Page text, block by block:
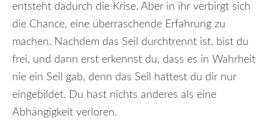
entsteht dadurch die Krise. Aber in ihr verbirgt sich
die Chance, eine überraschende Erfahrung zu
machen. Nachdem das Seil durchtrennt ist, bist du
frei, und dann erst erkennst du, dass es in Wahrheit
nie ein Seil gab, denn das Seil hattest du dir nur
eingebildet. Du hast nichts anderes als eine
Abhängigkeit verloren.